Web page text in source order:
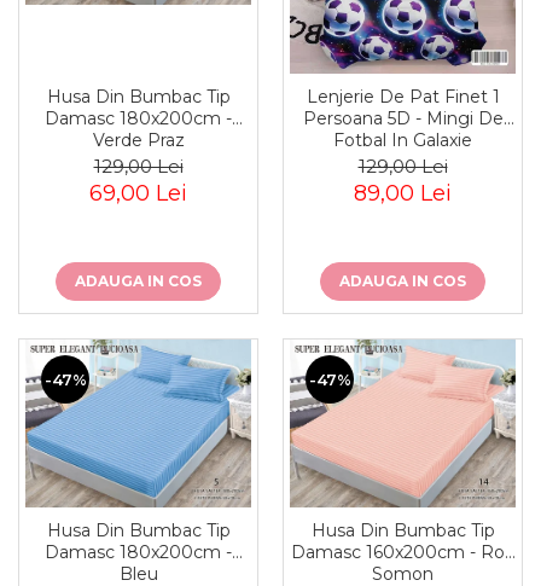
Husa Din Bumbac Tip
Damasc 180x200cm -
Verde Praz
129,00 Lei
69,00 Lei
ADAUGA IN COS
Lenjerie De Pat Finet 1
Persoana 5D - Mingi De
Fotbal In Galaxie
129,00 Lei
89,00 Lei
ADAUGA IN COS
-47%
Husa Din Bumbac Tip
Damasc 180x200cm -
Bleu
-47%
Husa Din Bumbac Tip
Damasc 160x200cm - Roz
Somon